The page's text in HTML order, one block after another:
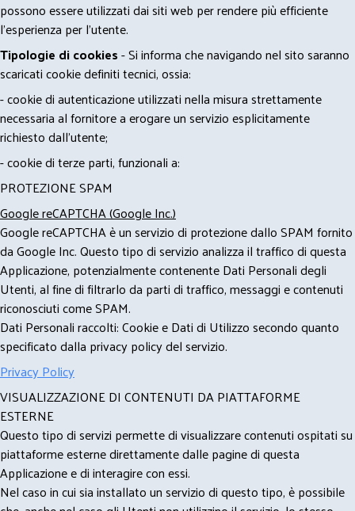
possono essere utilizzati dai siti web per rendere più efficiente
l'esperienza per l'utente.
Tipologie di cookies- Si informa che navigando nel sito saranno
scaricati cookie definiti tecnici, ossia:
- cookie di autenticazione utilizzati nella misura strettamente
necessaria al fornitore a erogare un servizio esplicitamente
richiesto dall'utente;
- cookie di terze parti, funzionali a:
PROTEZIONE SPAM
Google reCAPTCHA (Google Inc.)
Google reCAPTCHA è un servizio di protezione dallo SPAM fornito
da Google Inc. Questo tipo di servizio analizza il traffico di questa
Applicazione, potenzialmente contenente Dati Personali degli
Utenti, al fine di filtrarlo da parti di traffico, messaggi e contenuti
riconosciuti come SPAM.
Dati Personali raccolti: Cookie e Dati di Utilizzo secondo quanto
specificato dalla privacy policy del servizio.
Privacy Policy
VISUALIZZAZIONE DI CONTENUTI DA PIATTAFORME
ESTERNE
Questo tipo di servizi permette di visualizzare contenuti ospitati su
piattaforme esterne direttamente dalle pagine di questa
Applicazione e di interagire con essi.
Nel caso in cui sia installato un servizio di questo tipo, è possibile